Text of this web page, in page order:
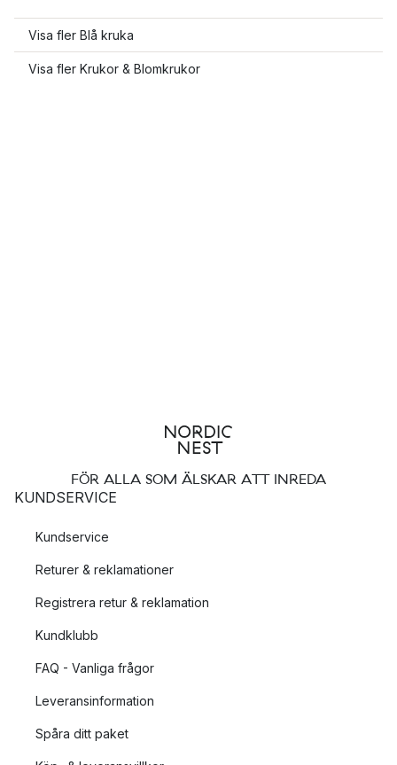
Visa fler Blå kruka
Visa fler Krukor & Blomkrukor
FÖR ALLA SOM ÄLSKAR ATT INREDA
KUNDSERVICE
Kundservice
Returer & reklamationer
Registrera retur & reklamation
Kundklubb
FAQ - Vanliga frågor
Leveransinformation
Spåra ditt paket